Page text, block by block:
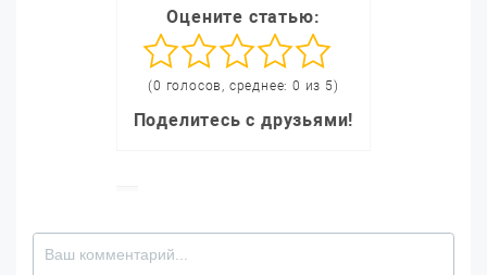
Оцените статью:
(0 голосов, среднее: 0 из 5)
Поделитесь с друзьями!